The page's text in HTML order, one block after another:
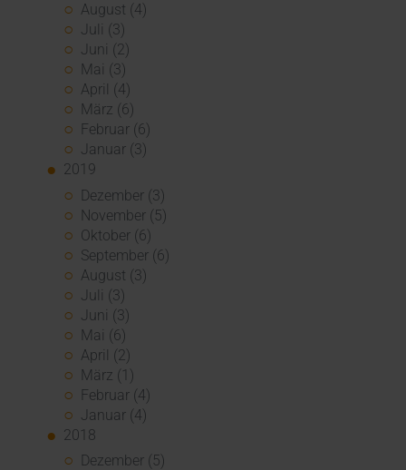
August (4)
Juli (3)
Juni (2)
Mai (3)
April (4)
März (6)
Februar (6)
Januar (3)
2019
Dezember (3)
November (5)
Oktober (6)
September (6)
August (3)
Juli (3)
Juni (3)
Mai (6)
April (2)
März (1)
Februar (4)
Januar (4)
2018
Dezember (5)